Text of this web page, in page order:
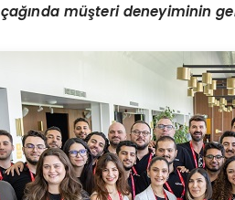
çağında müşteri deneyiminin